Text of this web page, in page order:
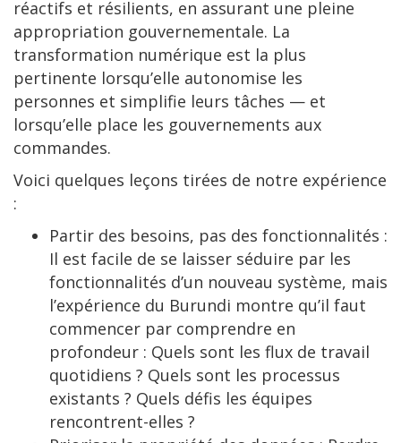
réactifs et résilients, en assurant une pleine
appropriation gouvernementale. La
transformation numérique est la plus
pertinente lorsqu’elle autonomise les
personnes et simplifie leurs tâches — et
lorsqu’elle place les gouvernements aux
commandes.
Voici quelques leçons tirées de notre expérience
:
Partir des besoins, pas des fonctionnalités :
Il est facile de se laisser séduire par les
fonctionnalités d’un nouveau système, mais
l’expérience du Burundi montre qu’il faut
commencer par comprendre en
profondeur : Quels sont les flux de travail
quotidiens ? Quels sont les processus
existants ? Quels défis les équipes
rencontrent-elles ?